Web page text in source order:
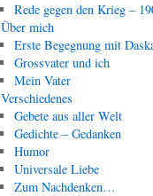
Rede gegen den Krieg –
Über mich
Erste Begegnung mit
Grossvater und ich
Mein Vater
Verschiedenes
Gebete aus aller Welt
Gedichte – Gedanken
Humor
Universale Liebe
Zum Nachdenken…